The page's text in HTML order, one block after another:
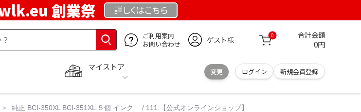
創業祭 詳しくはこちら
ご利用案内
お問い合わせ
ゲスト様 0 合計金額
0円
マイストア
変更 ログイン 新規会員登録
純正 BCI-350XL BCI-351XL ５個 インク / 111.【公式オンラインショップ】